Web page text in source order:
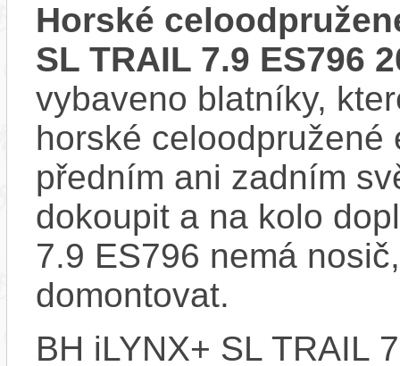
Horské
SL TRAIL 7.9 ES796
vybaveno blatníky,
horské
předním ani zadním
dokoupit a na kolo
7.9 ES796 nemá
domontovat.
BH iLYNX+ SL TRAIL